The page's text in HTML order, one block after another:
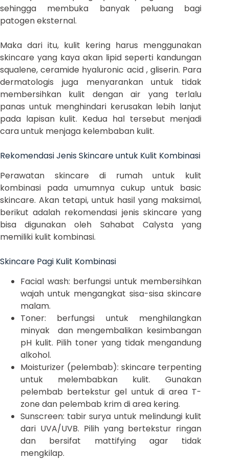
sehingga membuka banyak peluang bagi
patogen eksternal.
Maka dari itu, kulit kering harus menggunakan
skincare yang kaya akan lipid seperti kandungan
squalene, ceramide hyaluronic acid , gliserin. Para
dermatologis juga menyarankan untuk tidak
membersihkan kulit dengan air yang terlalu
panas untuk menghindari kerusakan lebih lanjut
pada lapisan kulit. Kedua hal tersebut menjadi
cara untuk menjaga kelembaban kulit.
Rekomendasi Jenis Skincare untuk Kulit Kombinasi
Perawatan skincare di rumah untuk kulit
kombinasi pada umumnya cukup untuk basic
skincare. Akan tetapi, untuk hasil yang maksimal,
berikut adalah rekomendasi jenis skincare yang
bisa digunakan oleh Sahabat Calysta yang
memiliki kulit kombinasi.
Skincare Pagi Kulit Kombinasi
Facial wash: berfungsi untuk membersihkan
wajah untuk mengangkat sisa-sisa skincare
malam.
Toner: berfungsi untuk menghilangkan
minyak dan mengembalikan kesimbangan
pH kulit. Pilih toner yang tidak mengandung
alkohol.
Moisturizer (pelembab): skincare terpenting
untuk melembabkan kulit. Gunakan
pelembab bertekstur gel untuk di area T-
zone dan pelembab krim di area kering.
Sunscreen: tabir surya untuk melindungi kulit
dari UVA/UVB. Pilih yang bertekstur ringan
dan bersifat mattifying agar tidak
mengkilap.